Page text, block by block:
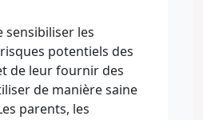
sensibiliser les
potentiels des
de leur fournir des
de manière saine
parents, les